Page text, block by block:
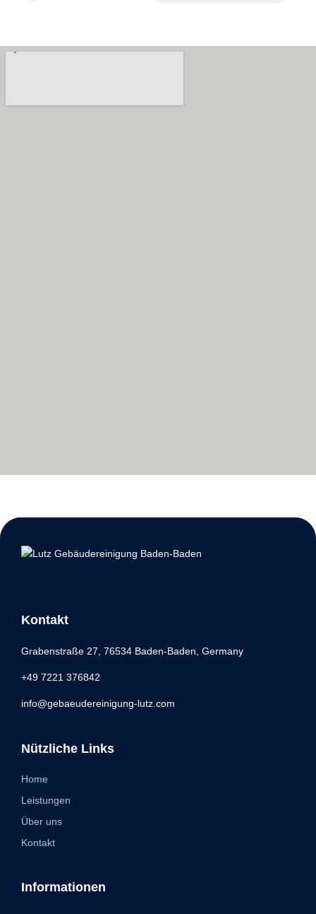
Kontakt
Grabenstraße 27, 76534 Baden-Baden, Germany
+49 7221 376842
info@gebaeudereinigung-lutz.com
Nützliche Links
Home
Leistungen
Über uns
Kontakt
Informationen